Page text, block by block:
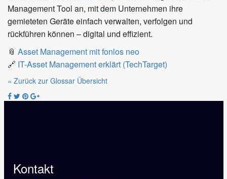
Management Tool an, mit dem Unternehmen ihre
gemieteten Geräte einfach verwalten, verfolgen und
rückführen können – digital und effizient.
📎 Asset Management mit fonlos neo
🔗 IT-Asset Management erklärt (TechTarget)
« Zurück zur Glossar Übersicht
Kontakt